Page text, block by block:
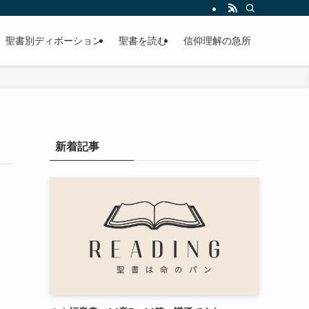
聖書別ディボーション 聖書を読む 信仰理解の急所
新着記事